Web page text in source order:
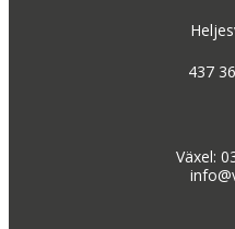
437
Växel: